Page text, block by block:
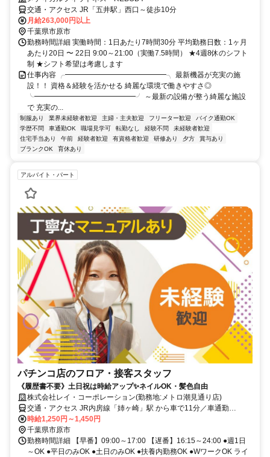
交通・アクセス JR「五井駅」西口～徒歩10分
月給263,000円以上
千葉県市原市
勤務時間詳細 実働時間：1日あたり7時間30分 平均勤務日数：1ヶ月
あたり20日 〜 22日 9:00～21:00（実働7.5時間） ★4週8休のシフト
制 ★シフト希望は考慮します
仕事内容 ╭━━━━━━━━━━━━━━╮ 最新機器が充実の施
設！！ 資格＆経験を活かせる 綺麗な環境で働きやすさ◎
╰━━━━━━━━━━━━━━╯ ～最新の設備が整う綺麗な施設
で 充実の...
制服あり 業界未経験者歓迎 主婦・主夫歓迎 フリーター歓迎
バイク通勤OK
学歴不問
車通勤OK 職場見学可 転勤なし 経験不問
未経験者歓迎
住宅手当あり
午前 経験者歓迎 有資格者歓迎 研修あり 夕方
賞与あり
ブランクOK
育休あり
アルバイト・パート
パチンコ店のフロア・接客スタッフ
《履歴書不要》土日祝は時給アップ✨ネイルOK・髪色自由
株式会社レイ・コーポレーション(勤務地:メトロ潮見通り店)
交通・アクセス JR内房線「姉ヶ崎」駅 から車で11分／車通勤
OK（駐車場完備・ガソリン代支給）
時給1,250円～1,450円
千葉県市原市
勤務時間詳細 【早番】09:00～17:00 【遅番】16:15～24:00 ●週1日
～OK ●平日のみOK ●土日のみOK ●扶養内勤務OK ●WワークOK ライ